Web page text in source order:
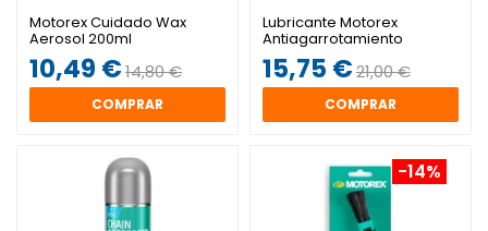
Motorex Cuidado Wax
Aerosol 200ml
10,49 €14,80 €
COMPRAR
Lubricante Motorex
Antiagarrotamiento
Aerosol 300ml
15,75 €21,00 €
COMPRAR
-14%